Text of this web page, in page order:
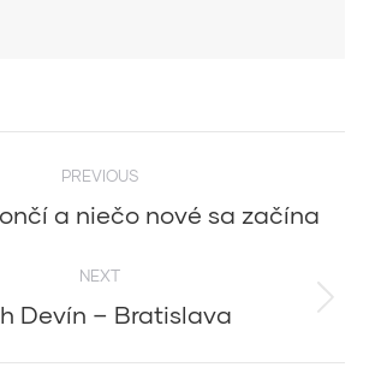
PREVIOUS
Previous
a niečo nové sa začína
NEXT
Next
Devín – Bratislava